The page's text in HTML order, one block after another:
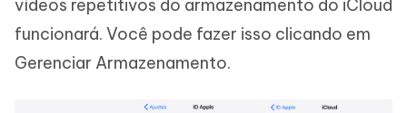
vídeos repetitivos do armazenamento do iCloud
funcionará. Você pode fazer isso clicando em
Gerenciar Armazenamento.